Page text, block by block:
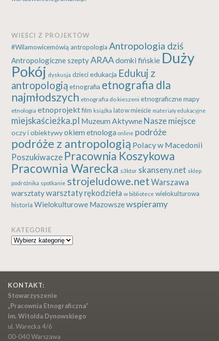
WIEŚCI Z PROJEKTÓW
#Wilamowicemówią antropologia Antropologia dziś
Antropologiczne szeptyARAAdomki fińskie Duży
Pokój dyskusja dzieci edukacja Edukuj z
antropologiąetnografia etnografia dla
najmłodszych etnografia do kieszeni etnograficzne mapy
etnologia etnoprojekt film książka lato w mieście materiały edukacyjne
miejskaścieżka.pl Muzeum Aktywne Nasze miejsce
oczy i obiektywyokiem etnologa online podróże
podróże z antropologią Polacy w Macedonii
Poszukiwacze Pracownia Koszykowa
Pracownia Warecka s3ktor skanseny.net sklep
podróżnika spotkanie strojeludowe.net Warszawa
warsztatywarsztaty rękodzieła w bibliotece wielokulturowa
historia Wielokulturowe Mazowszewspieramy
KATEGORIE
Kategorie
KONTAKT:
Stowarzyszenie
„Pracownia Etnograficzna”
im. Witolda Dynowskiego
ul. Warecka 4/6
00-040 Warszawa